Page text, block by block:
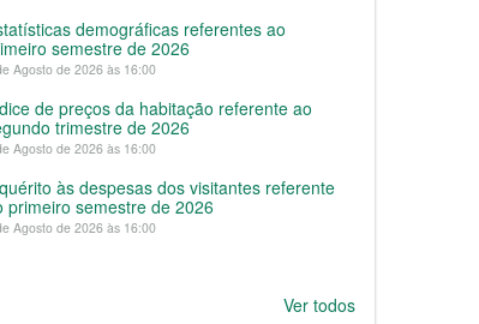
demográficas referentes ao
semestre de 2026
Agosto de 2026 às 16:00
de preços da habitação referente ao
trimestre de 2026
Agosto de 2026 às 16:00
às despesas dos visitantes referente
primeiro semestre de 2026
Agosto de 2026 às 16:00
Ver todos